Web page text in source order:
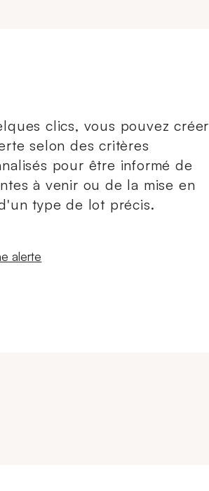
clics, vous pouvez créer
selon des critères
pour être informé de
à venir ou de la mise en
type de lot précis.
fenêtre
alerte